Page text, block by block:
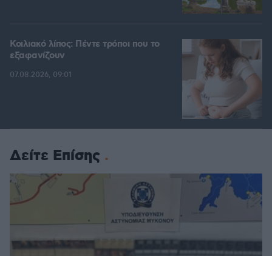
Κοιλιακό λίπος: Πέντε τρόποι που το
εξαφανίζουν
07.08.2026, 09:01
Δείτε Επίσης